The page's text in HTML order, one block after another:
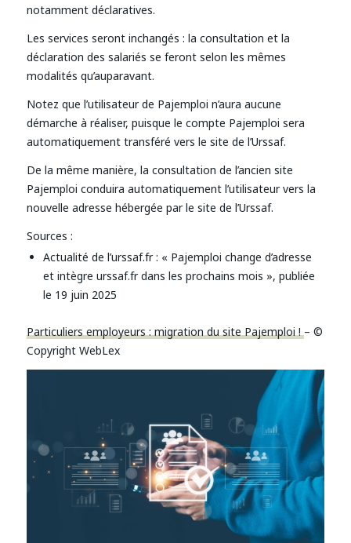
notamment déclaratives.
Les services seront inchangés : la consultation et la
déclaration des salariés se feront selon les mêmes
modalités qu’auparavant.
Notez que l’utilisateur de Pajemploi n’aura aucune
démarche à réaliser, puisque le compte Pajemploi sera
automatiquement transféré vers le site de l’Urssaf.
De la même manière, la consultation de l’ancien site
Pajemploi conduira automatiquement l’utilisateur vers la
nouvelle adresse hébergée par le site de l’Urssaf.
Sources :
Actualité de l’urssaf.fr : « Pajemploi change d’adresse
et intègre urssaf.fr dans les prochains mois », publiée
le 19 juin 2025
Particuliers employeurs : migration du site Pajemploi ! – ©
Copyright WebLex